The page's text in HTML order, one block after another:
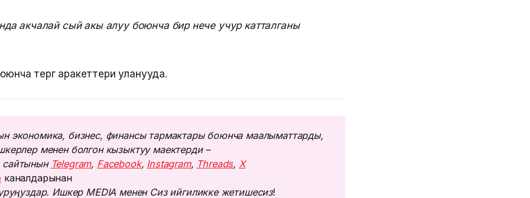
акчалай сый акы алуу боюнча бир нече учур катталганы
тергөө аракеттери уланууда.
экономика, бизнес, финансы тармактары боюнча маалыматтарды,
менен болгон кызыктуу маектерди –
сайтынын Telegram, Facebook, Instagram, Threads, Х
каналдарынан
Ишкер MEDIA менен Сиз ийгиликке жетишесиз!